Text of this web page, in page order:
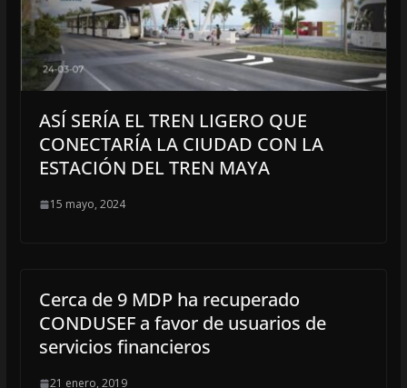
ASÍ SERÍA EL TREN LIGERO QUE
CONECTARÍA LA CIUDAD CON LA
ESTACIÓN DEL TREN MAYA
15 mayo, 2024
Cerca de 9 MDP ha recuperado
CONDUSEF a favor de usuarios de
servicios financieros
21 enero, 2019